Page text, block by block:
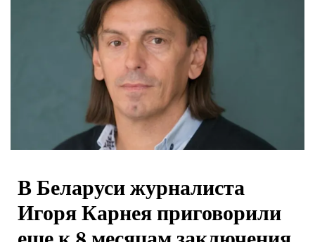
В Беларуси журналиста
Игоря Карнея приговорили